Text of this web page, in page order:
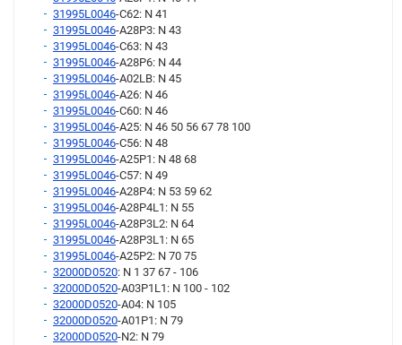
31995L0046-C62: N 41
31995L0046-A28P3: N 43
31995L0046-C63: N 43
31995L0046-A28P6: N 44
31995L0046-A02LB: N 45
31995L0046-A26: N 46
31995L0046-C60: N 46
31995L0046-A25: N 46 50 56 67 78 100
31995L0046-C56: N 48
31995L0046-A25P1: N 48 68
31995L0046-C57: N 49
31995L0046-A28P4: N 53 59 62
31995L0046-A28P4L1: N 55
31995L0046-A28P3L2: N 64
31995L0046-A28P3L1: N 65
31995L0046-A25P2: N 70 75
32000D0520: N 1 37 67 - 106
32000D0520-A03P1L1: N 100 - 102
32000D0520-A04: N 105
32000D0520-A01P1: N 79
32000D0520-N2: N 79